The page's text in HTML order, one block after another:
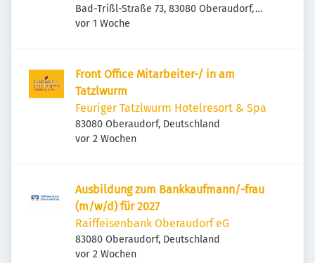
Bad-Trißl-Straße 73, 83080 Oberaudorf,
Deutschland
Veröffentlicht
vor 1 Woche
Front Office Mitarbeiter-/ in am
Tatzlwurm
Feuriger Tatzlwurm Hotelresort & Spa
83080 Oberaudorf, Deutschland
Veröffentlicht
vor 2 Wochen
Ausbildung zum Bankkaufmann/-frau
(m/w/d) für 2027
Raiffeisenbank Oberaudorf eG
83080 Oberaudorf, Deutschland
Veröffentlicht
vor 2 Wochen